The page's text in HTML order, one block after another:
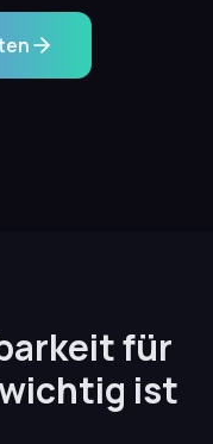
für
ist